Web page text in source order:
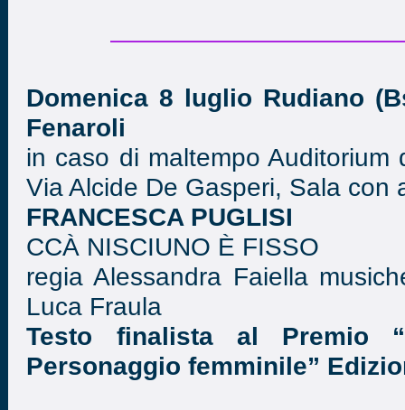
Domenica 8 luglio Rudiano
Fenaroli
in caso di maltempo Auditorium
Via Alcide De Gasperi, Sala con
FRANCESCA PUGLISI
CCÀ NISCIUNO È FISSO
regia Alessandra Faiella
Luca Fraula
Testo finalista al Premio
Personaggio femminile”